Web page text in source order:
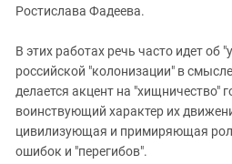
Ростислава Фадеева.
В этих работах речь часто идет об
российской "колонизации" в
делается акцент на "хищничество"
воинствующий характер их
цивилизующая и примиряющая
ошибок и "перегибов".